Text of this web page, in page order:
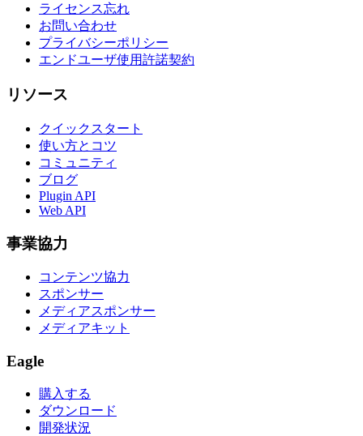
ライセンス忘れ
お問い合わせ
プライバシーポリシー
エンドユーザ使用許諾契約
リソース
クイックスタート
使い方とコツ
コミュニティ
ブログ
Plugin API
Web API
事業協力
コンテンツ協力
スポンサー
メディアスポンサー
メディアキット
Eagle
購入する
ダウンロード
開発状況